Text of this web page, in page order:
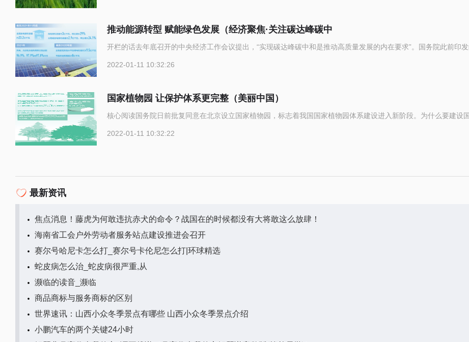
推动能源转型 赋能绿色发展（经济聚焦·关注碳达峰碳中
开栏的话去年底召开的中央经济工作会议提出，“实现碳达峰碳中和是推动高质量发展的内在要求”。国务院此前印
2022-01-11 10:32:26
国家植物园 让保护体系更完整（美丽中国）
核心阅读国务院日前批复同意在北京设立国家植物园，标志着我国国家植物园体系建设进入新阶段。为什么要建设
2022-01-11 10:32:22
最新资讯
焦点消息！藤虎为何敢违抗赤犬的命令？战国在的时候都没有大将敢这么放肆！
海南省工会户外劳动者服务站点建设推进会召开
赛尔号哈尼卡怎么打_赛尔号卡伦尼怎么打|环球精选
蛇皮病怎么治_蛇皮病很严重,从
濒临的读音_濒临
商品商标与服务商标的区别
世界速讯：山西小众冬季景点有哪些 山西小众冬季景点介绍
小鹏汽车的两个关键24小时